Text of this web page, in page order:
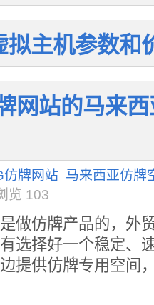
拟主机参数和
网站的马来
仿牌网站 马来西亚仿牌
览 103
做仿牌产品的，外
选择好一个稳定、
提供仿牌专用空间